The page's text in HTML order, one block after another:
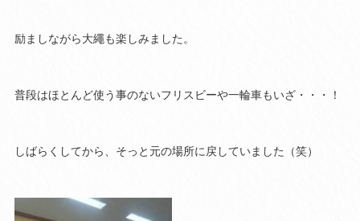
励ましながら大繩も楽しみました。
普段はほとんど使う事のないフリスビーや一輪車もいざ・・・！
しばらくしてから、そっと元の場所に戻していました（笑）